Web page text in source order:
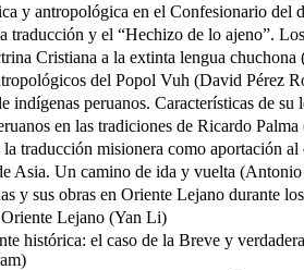
y antropológica en el Confesionario
traducción y el “Hechizo de lo ajeno”.
Cristiana a la extinta lengua
del Popol Vuh (David Pérez
indígenas peruanos. Características de
en las tradiciones de Ricardo
traducción misionera como aportación
Asia. Un camino de ida y vuelta
y sus obras en Oriente Lejano durante
Lejano (Yan Li)
histórica: el caso de la Breve y